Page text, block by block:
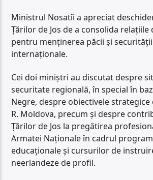
Ministrul Nosatîi a apreciat
Țărilor de Jos de a consolida
pentru menținerea păcii și
internaționale.
Cei doi miniștri au discutat despre
securitate regională, în special în
Negre, despre obiectivele strategice
R. Moldova, precum și despre
Țărilor de Jos la pregătirea
Armatei Naționale în cadrul
educaționale și cursurilor de
neerlandeze de profil.